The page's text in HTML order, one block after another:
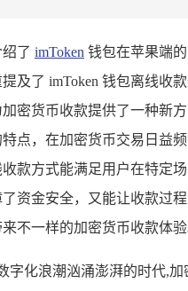
了 imToken 钱包在苹果端
提及了 imToken 钱包离线收
密货币收款提供了一种新
点，在加密货币交易日益
款方式能满足用户在特定场
了资金安全，又能让收款过
不一样的加密货币收款体验
字化浪潮汹涌澎湃的时代,